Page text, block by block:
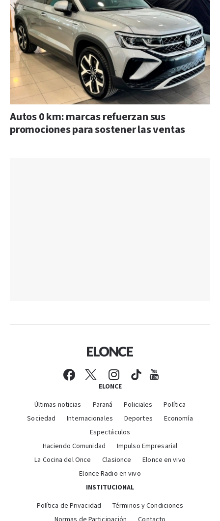
Autos 0 km: marcas refuerzan sus
promociones para sostener las ventas
ELONCE
Últimas noticias Paraná Policiales
Política
Sociedad
Internacionales Deportes
Economía
Espectáculos
Haciendo Comunidad
Impulso Empresarial
La Cocina del Once
Clasionce
Elonce en vivo
Elonce Radio en vivo
INSTITUCIONAL
Política de Privacidad
Términos y Condiciones